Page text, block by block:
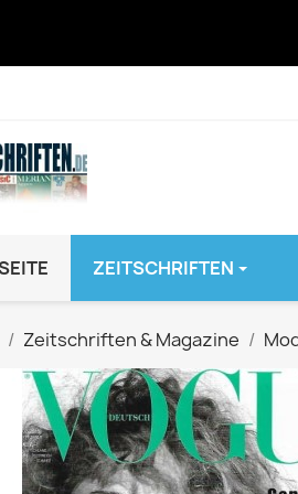
ZEITSCHRIFTEN
JUGEND /
BRAVO GiRL!
BRAVO HipHop
BRAVO Zeitschrift
hey!
Zeitschriften & Magazine